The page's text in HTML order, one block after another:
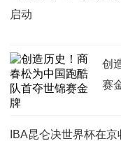
启动
创
赛
IBA昆仑决世界杯在